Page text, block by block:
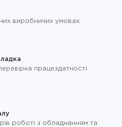
виробничих умовах
працездатності
роботі з обладнанням та